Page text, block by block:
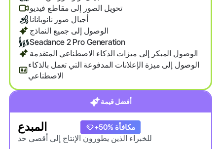
تحويل الصور إلى مقاطع فيديو
أجيال صور نانوبانانا
الوصول إلى جميع النماذج
Seadance 2 Pro Generation
الوصول المبكر إلى ميزات الذكاء الاصطناعي المتقدمة
الوصول إلى ميزة الإعلانات المدفوعة التي تعمل بالذكاء
الاصطناعي
أفضل قيمة
المبدع
للخبراء الذين يطورون الإنتاج إلى أقصى حد
+20% مكافأة
+50% مكافأة